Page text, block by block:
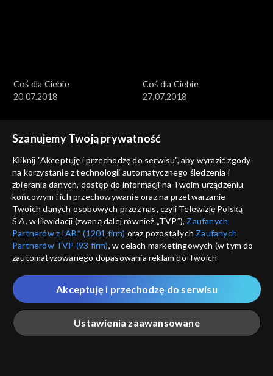
Coś dla Ciebie
20.07.2018
Coś dla Ciebie
27.07.2018
Coś dla Ciebie
03.08.2018
Coś dla Ciebie
10.08.2018
Coś dla Ciebie
17.08.2018
Coś dla Ciebie
24.08.2018
Szanujemy Twoją prywatność
Kliknij "Akceptuję i przechodzę do serwisu", aby wyrazić zgody
na korzystanie z technologii automatycznego śledzenia i
zbierania danych, dostęp do informacji na Twoim urządzeniu
końcowym i ich przechowywanie oraz na przetwarzanie
Twoich danych osobowych przez nas, czyli Telewizję Polską
S.A. w likwidacji (zwaną dalej również „TVP”), Zaufanych
Partnerów z IAB* (1201 firm) oraz pozostałych Zaufanych
Partnerów TVP (93 firm), w celach marketingowych (w tym do
zautomatyzowanego dopasowania reklam do Twoich
które wskazujemy poniżej, a także zgody na udostępnianie
przez nas identyfikatora PPID do Google.
Twoje dane osobowe zbierane podczas odwiedzania przez
Ciebie naszych
poszczególnych serwisówzwanych dalej
„Portalem”, w tym informacje zapisywane za pomocą
Ustawienia zaawansowane
Akceptuję i przechodzę do serwisu